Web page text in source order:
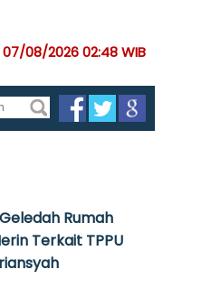
08/2026 02:48 WIB
Rumah
Terkait TPPU